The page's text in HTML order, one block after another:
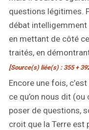
questions légitimes.
débat
en mettant de côté
traités, en
[Source(s) liée(s) : 355 +
Encore une fois,
ce qu’on nous dit (ou
poser de questions,
croit que la Terre est